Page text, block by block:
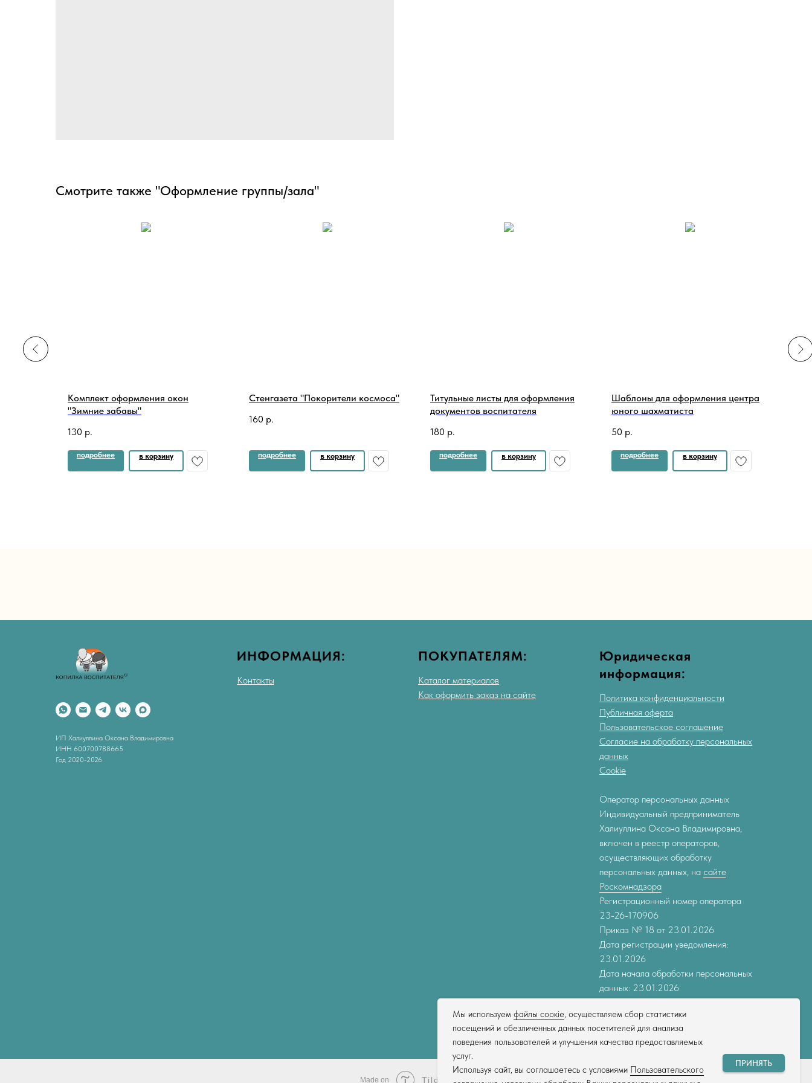
Смотрите также "Оформление группы/зала"
Комплект оформления окон
"Зимние забавы"
130 р.
подробнее в корзину
Стенгазета "Покорители космоса"
160 р.
подробнее в корзину
Титульные листы для оформления
документов воспитателя
180 р.
подробнее в корзину
Шаблоны для оформления центра
юного шахматиста
50 р.
подробнее в корзину
Мы используем файлы соокіе, осуществляем сбор статистики
посещений и обезличенных данных посетителей для анализа
поведения пользователей и улучшения качества предоставляемых
услуг.
Используя сайт, вы соглашаетесь с условиями Пользовательского
ПРИНЯТЬ
ИП Халиуллина Оксана Владимировна
ИНН 600700788665
Год 2020-2026
ИНФОРМАЦИЯ:
Контакты
ПОКУПАТЕЛЯМ:
Каталог материалов
Как оформить заказ на сайте
Юридическая
информация:
Политика конфиденциальности
Публичная оферта
Пользовательское соглашение
Согласие на обработку персональных
данных
Cookie
Оператор персональных данных
Индивидуальный предприниматель
Халиуллина Оксана Владимировна,
включен в реестр операторов,
осуществляющих обработку
персональных данных, на сайте
Роскомнадзора
Регистрационный номер оператора
23-26-170906
Приказ № 18 от 23.01.2026
Дата регистрации уведомления:
23.01.2026
Дата начала обработки персональных
данных: 23.01.2026
Made on Tilda